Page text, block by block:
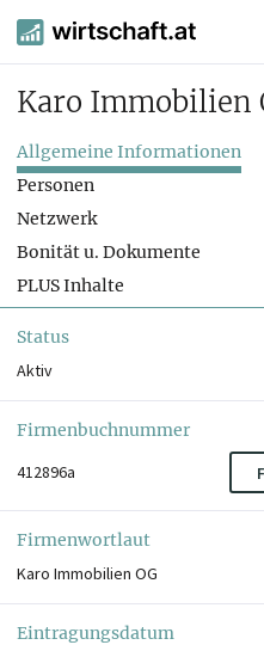
Karo Immobilien
Allgemeine Informationen
Personen
Netzwerk
Bonität u. Dokumente
PLUS Inhalte
Status
Aktiv
Firmenbuchnummer
412896a
Firmenwortlaut
Karo Immobilien OG
Eintragungsdatum